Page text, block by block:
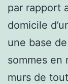
par rapport
domicile
une base
sommes en
murs de